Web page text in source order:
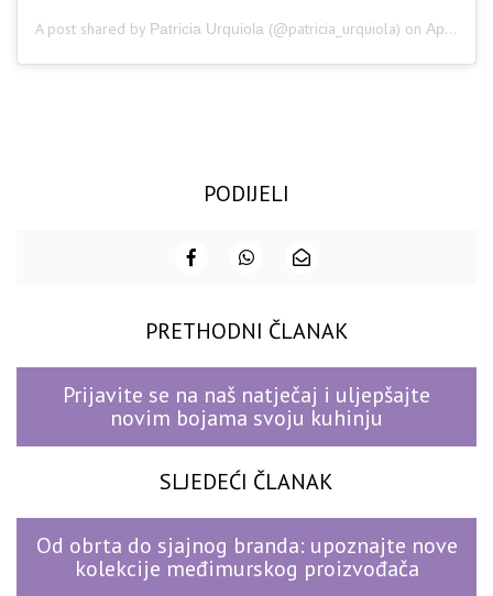
A post shared by Patricia Urquiola (@patricia_urquiola) on Apr 11, 2019 at 12:14pm PDT
PODIJELI
PRETHODNI ČLANAK
Prijavite se na naš natječaj i uljepšajte
novim bojama svoju kuhinju
SLJEDEĆI ČLANAK
Od obrta do sjajnog branda: upoznajte nove
kolekcije međimurskog proizvođača